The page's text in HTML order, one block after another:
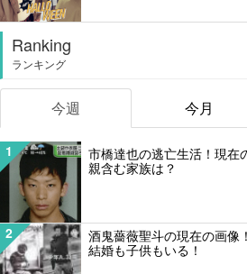
Ranking
ランキング
今週 今月
1
市橋達也の逃亡生活！現在
親含む家族は？
2
酒鬼薔薇聖斗の現在の画像
結婚も子供もいる！